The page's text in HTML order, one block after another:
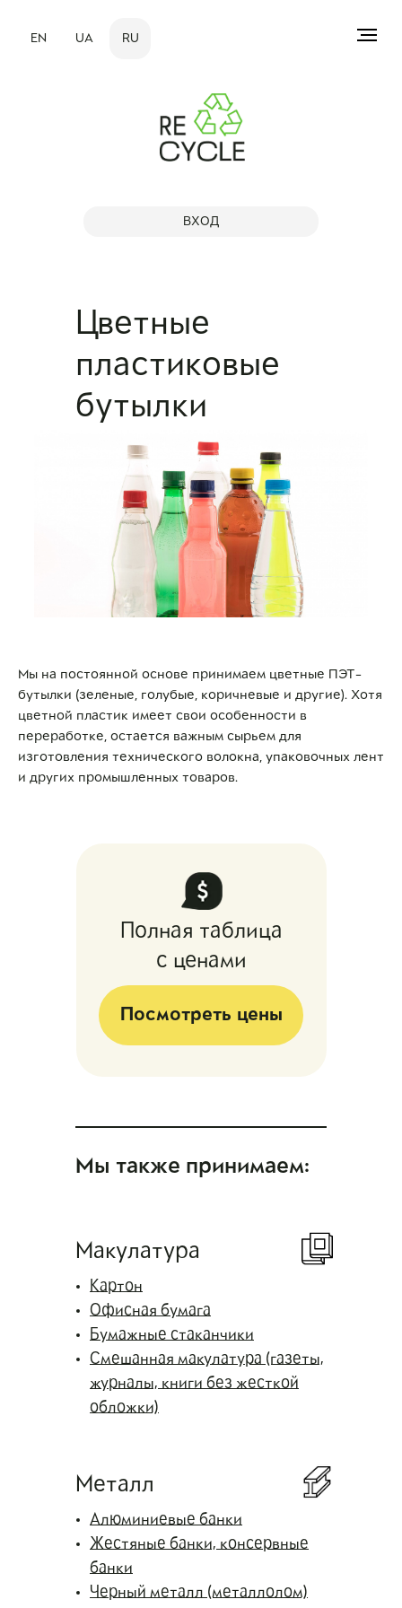
ВХОД
RU
EN UA
Цветные
пластиковые
бутылки
Мы на постоянной основе принимаем цветные ПЭТ-
бутылки (зеленые, голубые, коричневые и другие). Хотя
цветной пластик имеет свои особенности в
переработке, остается важным сырьем для
изготовления технического волокна, упаковочных лент
и других промышленных товаров.
Полная таблица
с ценами
Посмотреть цены
Мы также принимаем:
Макулатура
Картон
Офисная бумага
Бумажные стаканчики
Смешанная макулатура (газеты,
журналы, книги без жесткой
обложки)
Металл
Алюминиевые банки
Жестяные банки, консервные
банки
Черный металл (металлолом)